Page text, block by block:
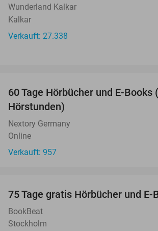
Wunderland Kalkar
Kalkar
Verkauft: 27.338
60 Tage Hörbücher und E-Books
Hörstunden)
Nextory Germany
Online
Verkauft: 957
75 Tage gratis Hörbücher und E-
BookBeat
Stockholm